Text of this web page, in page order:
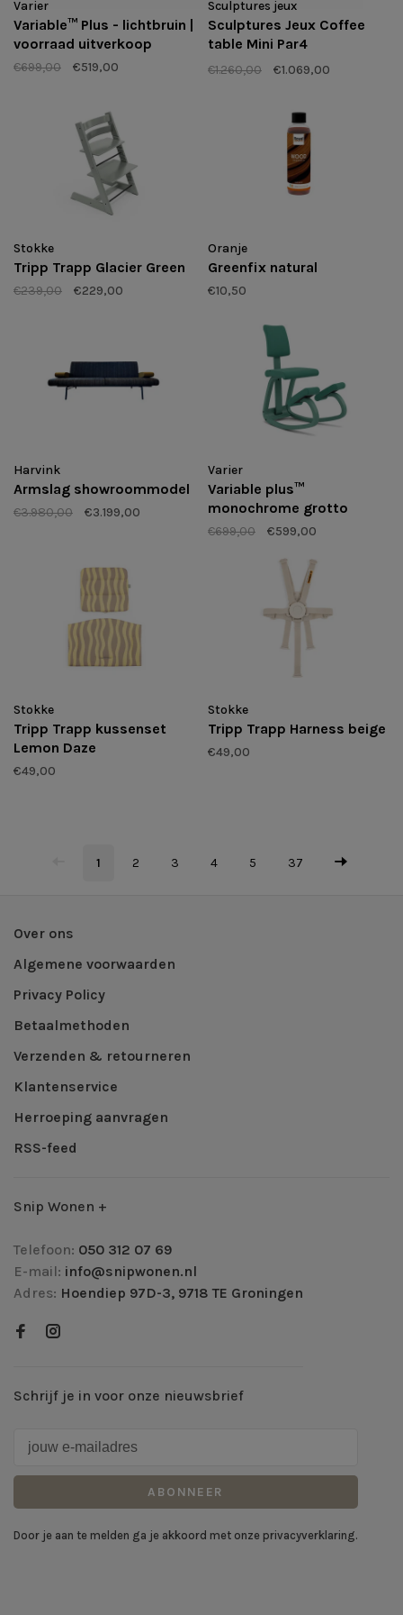
Varier
Variable™ Plus - lichtbruin |
voorraad uitverkoop
€699,00 €519,00
Sculptures jeux
Sculptures Jeux Coffee
table Mini Par4
Showmodel
€1.260,00 €1.069,00
Stokke
Tripp Trapp Glacier Green
€239,00 €229,00
Oranje
Greenfix natural
€10,50
Harvink
Armslag showroommodel
€3.980,00 €3.199,00
Varier
Variable plus™
monochrome grotto
€699,00 €599,00
Stokke
Tripp Trapp kussenset
Lemon Daze
€49,00
Stokke
Tripp Trapp Harness beige
€49,00
1 2 3 4 5 37
Over ons
Algemene voorwaarden
Privacy Policy
Betaalmethoden
Verzenden & retourneren
Klantenservice
Herroeping aanvragen
RSS-feed
Snip Wonen +
Telefoon: 050 312 07 69
E-mail: info@snipwonen.nl
Adres: Hoendiep 97D-3, 9718 TE Groningen
Schrijf je in voor onze nieuwsbrief
ABONNEER
Door je aan te melden ga je akkoord met onze privacyverklaring.